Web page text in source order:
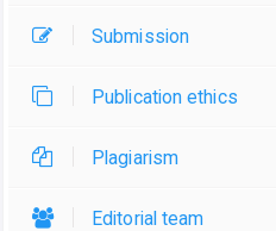
Submission
Publication ethics
Plagiarism
Editorial team